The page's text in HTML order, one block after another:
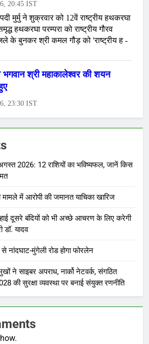
2026: 12 राशियों का भविष्यफल, जानें किस
मामले में आरोपी की जमानत याचिका खारिज
दूसरे बंदियों को भी अच्छे आचरण के लिए करेगी
डॉ. यादव
नांदघाट-मुंगेली रोड होगा फोरलेन
ने साइबर अपराध, नार्को नेटवर्क, संगठित
की सुरक्षा व्यवस्था पर बनाई संयुक्त रणनीति